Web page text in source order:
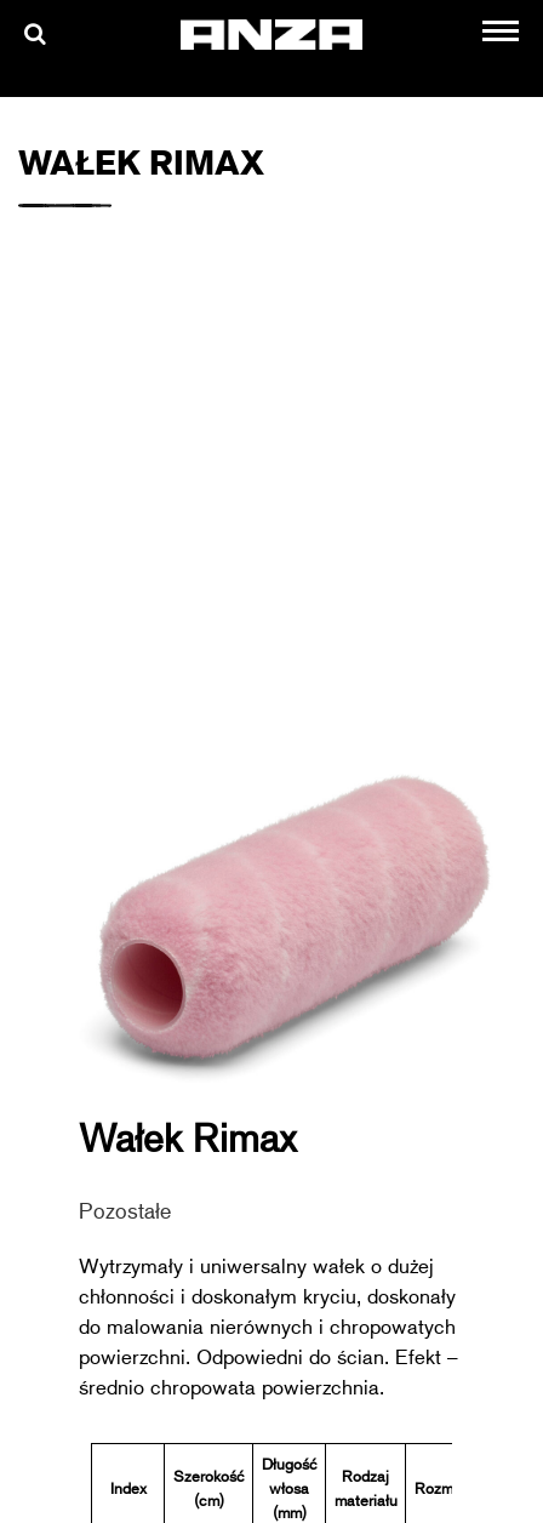
O NAS
WAŁEK RIMAX
Wałek Rimax
Pozostałe
Wytrzymały i uniwersalny wałek o dużej
chłonności i doskonałym kryciu, doskonały
do malowania nierównych i chropowatych
powierzchni. Odpowiedni do ścian. Efekt –
średnio chropowata powierzchnia.
Index
Szerokość
(cm)
Długość
włosa
(mm)
Rodzaj
materiału
Rozmiar